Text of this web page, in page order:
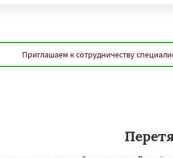
Приглашаем к сотрудничеству